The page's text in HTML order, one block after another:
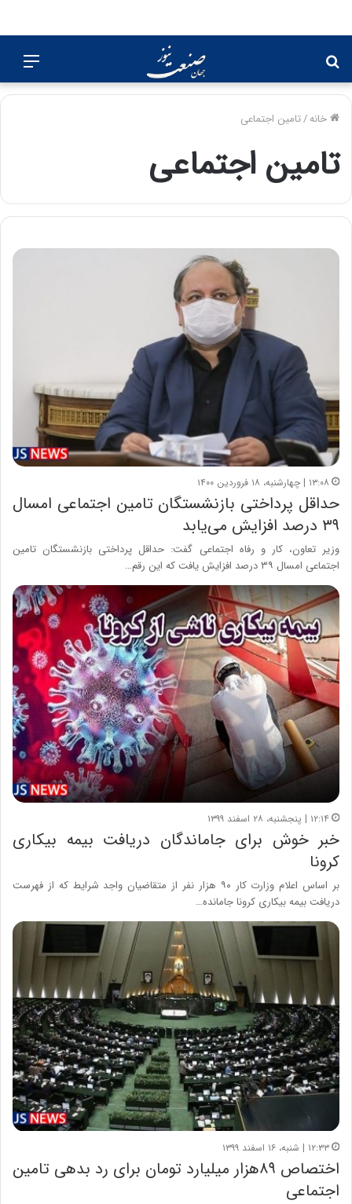
برای
خانه/تامین اجتماعی
تامین اجتماعی
۱۳:۰۸ | چهارشنبه، ۱۸ فروردین ۱۴۰۰
حداقل پرداختی بازنشستگان تامین اجتماعی امسال
۳۹ درصد افزایش می‌یابد
وزیر تعاون، کار و رفاه اجتماعی گفت: حداقل پرداختی بازنشستگان تامین
اجتماعی امسال ۳۹ درصد افزایش یافت که این رقم…
۱۲:۱۴ | پنجشنبه، ۲۸ اسفند ۱۳۹۹
خبر خوش برای جاماندگان دریافت بیمه بیکاری
کرونا
بر اساس اعلام وزارت کار ۹۰ هزار نفر از متقاضیان واجد شرایط که از فهرست
دریافت بیمه بیکاری کرونا جامانده…
۱۲:۳۳ | شنبه، ۱۶ اسفند ۱۳۹۹
اختصاص ۸۹هزار میلیارد تومان برای رد بدهی تامین
اجتماعی